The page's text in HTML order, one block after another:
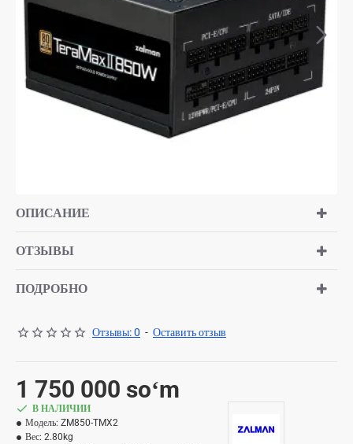
ОПИСАНИЕ
ОТЗЫВЫ
ПОДРОБНО
Отзывы: 0 - Оставить отзыв
1 750 000 soʻm
В НАЛИЧИИ
Модель: ZM850-TMX2
Вес: 2.80kg